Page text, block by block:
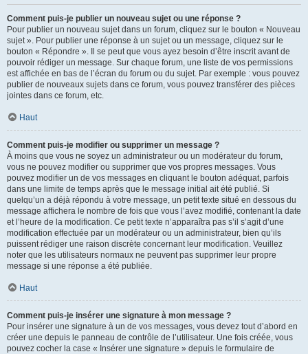
Comment puis-je publier un nouveau sujet ou une réponse ?
Pour publier un nouveau sujet dans un forum, cliquez sur le bouton « Nouveau
sujet ». Pour publier une réponse à un sujet ou un message, cliquez sur le
bouton « Répondre ». Il se peut que vous ayez besoin d’être inscrit avant de
pouvoir rédiger un message. Sur chaque forum, une liste de vos permissions
est affichée en bas de l’écran du forum ou du sujet. Par exemple : vous pouvez
publier de nouveaux sujets dans ce forum, vous pouvez transférer des pièces
jointes dans ce forum, etc.
Haut
Comment puis-je modifier ou supprimer un message ?
À moins que vous ne soyez un administrateur ou un modérateur du forum,
vous ne pouvez modifier ou supprimer que vos propres messages. Vous
pouvez modifier un de vos messages en cliquant le bouton adéquat, parfois
dans une limite de temps après que le message initial ait été publié. Si
quelqu’un a déjà répondu à votre message, un petit texte situé en dessous du
message affichera le nombre de fois que vous l’avez modifié, contenant la date
et l’heure de la modification. Ce petit texte n’apparaîtra pas s’il s’agit d’une
modification effectuée par un modérateur ou un administrateur, bien qu’ils
puissent rédiger une raison discrète concernant leur modification. Veuillez
noter que les utilisateurs normaux ne peuvent pas supprimer leur propre
message si une réponse a été publiée.
Haut
Comment puis-je insérer une signature à mon message ?
Pour insérer une signature à un de vos messages, vous devez tout d’abord en
créer une depuis le panneau de contrôle de l’utilisateur. Une fois créée, vous
pouvez cocher la case « Insérer une signature » depuis le formulaire de